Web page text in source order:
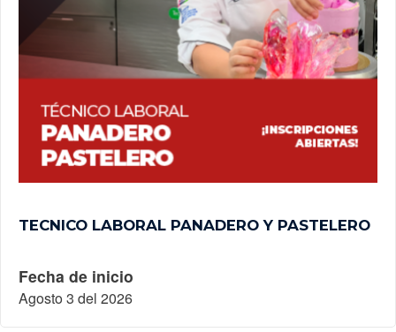
TECNICO LABORAL PANADERO Y PASTELERO
Fecha de inicio
Agosto 3 del 2026